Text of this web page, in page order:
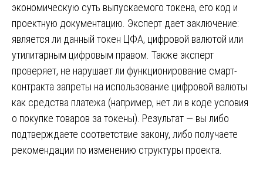
экономическую суть выпускаемого токена, его код и
проектную документацию. Эксперт дает заключение:
является ли данный токен ЦФА, цифровой валютой или
утилитарным цифровым правом. Также эксперт
проверяет, не нарушает ли функционирование смарт-
контракта запреты на использование цифровой валюты
как средства платежа (например, нет ли в коде условия
о покупке товаров за токены). Результат — вы либо
подтверждаете соответствие закону, либо получаете
рекомендации по изменению структуры проекта.